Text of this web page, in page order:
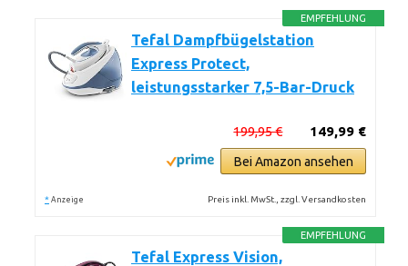
EMPFEHLUNG
Tefal Dampfbügelstation
Express Protect,
leistungsstarker 7,5-Bar-Druck
149,99 €
199,95 €
Bei Amazon ansehen
* Anzeige Preis inkl. MwSt., zzgl. Versandkosten
EMPFEHLUNG
Tefal Express Vision,